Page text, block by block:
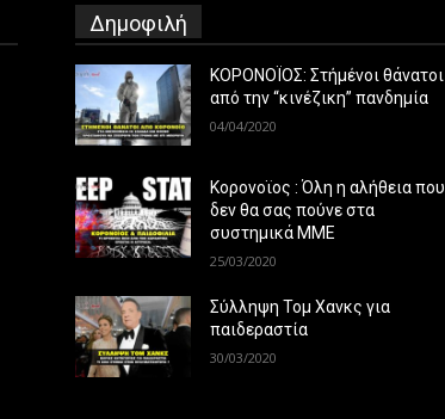
Δημοφιλή
ΚΟΡΟΝΟΪΟΣ: Στήμένοι θάνατοι
από την “κινέζικη” πανδημία
04/04/2020
Κορονοϊος : Όλη η αλήθεια που
δεν θα σας πούνε στα
συστημικά ΜΜΕ
25/03/2020
Σύλληψη Τομ Χανκς για
παιδεραστία
30/03/2020